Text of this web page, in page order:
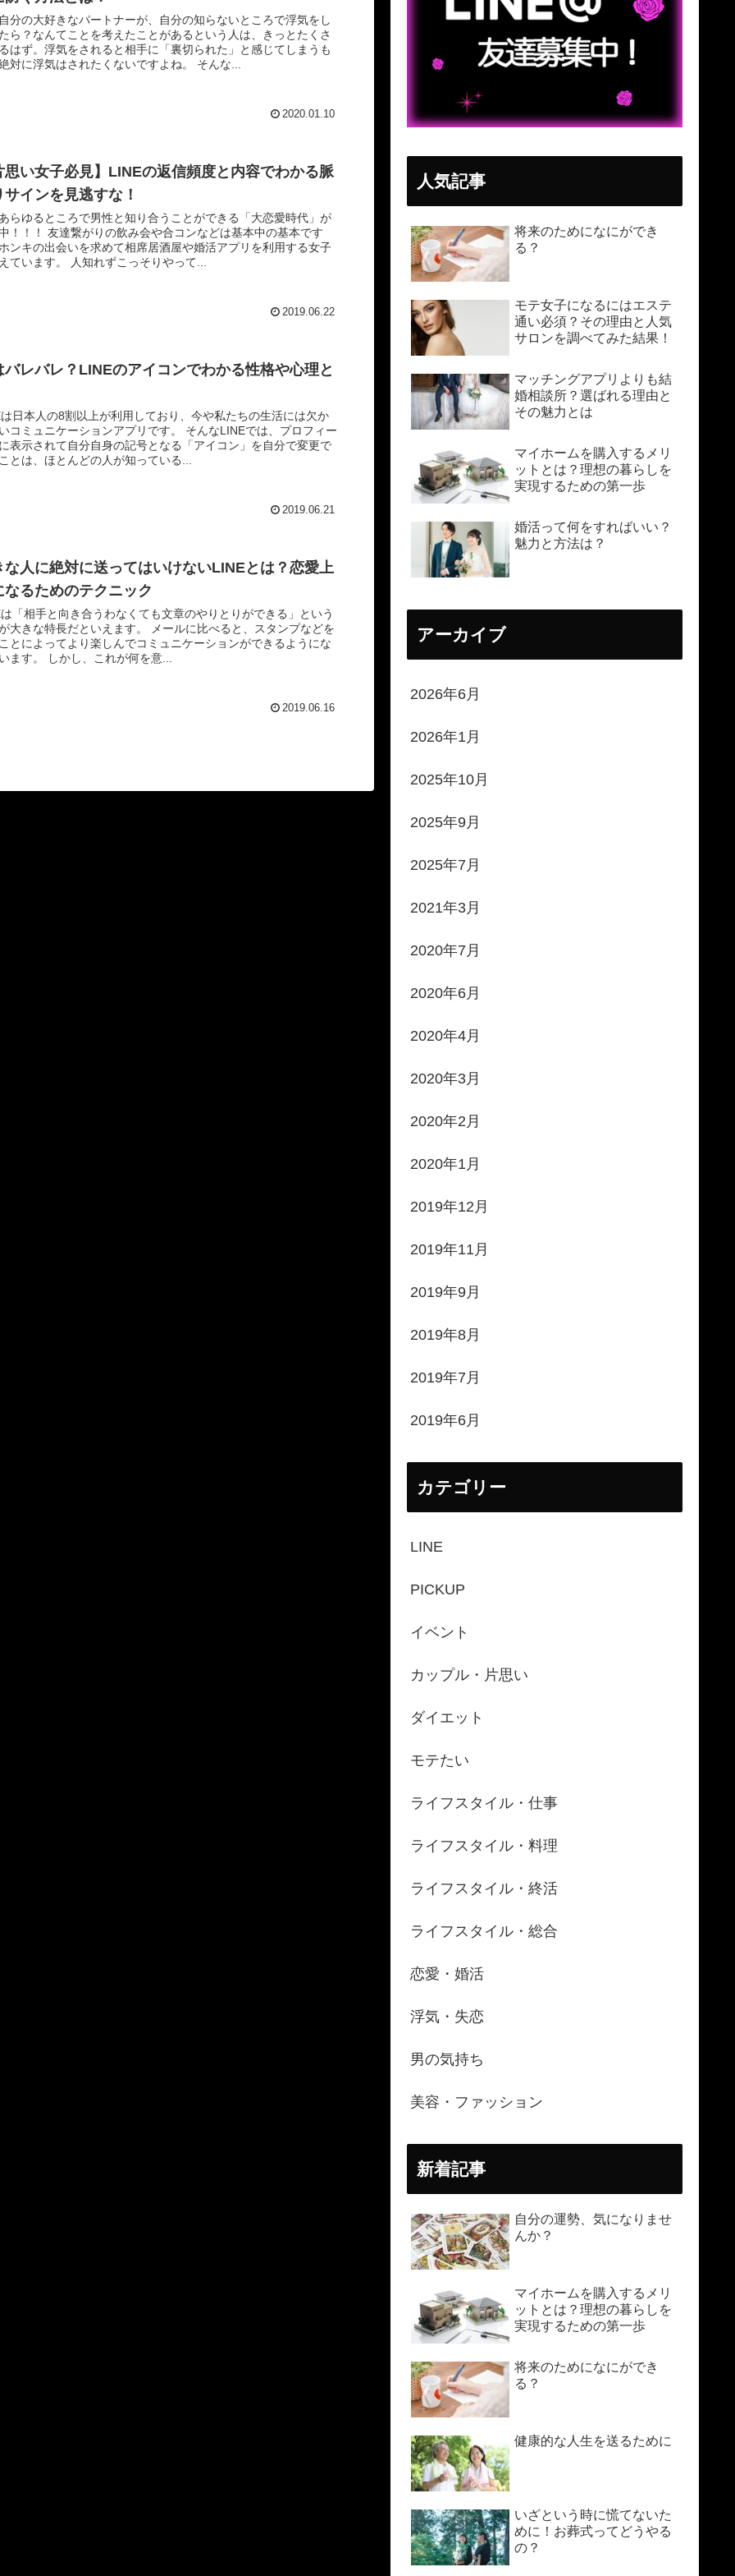
分の大好きなパートナーが、自分の知らないところで浮気をし
ら？なんてことを考えたことがあるという人は、きっとたくさ
はず。浮気をされると相手に「裏切られた」と感じてしまうも
の。絶対に浮気はされたくないですよね。 そんな...
2020.01.10
思い女子必見】LINEの返信頻度と内容でわかる脈
サインを見逃すな！
らゆるところで男性と知り合うことができる「大恋愛時代」が
の飲み会や合コンなどは基本中の基本です
ンキの出会いを求めて相席居酒屋や婚活アプリを利用する女子
も増えています。 人知れずこっそりやって...
2019.06.22
バレバレ？LINEのアイコンでわかる性格や心理と
日本人の8割以上が利用しており、今や私たちの生活には欠か
ュニケーションアプリです。 そんなLINEでは、プロフィー
表示されて自分自身の記号となる「アイコン」を自分で変更で
とは、ほとんどの人が知っている...
2019.06.21
な人に絶対に送ってはいけないLINEとは？恋愛上
なるためのテクニック
「相手と向き合うわなくても文章のやりとりができる」という
な特長だといえます。 メールに比べると、スタンプなどを
とによってより楽しんでコミュニケーションができるようにな
っています。 しかし、これが何を意...
2019.06.16
人気記事
将来のためになにができ
る？
モテ女子になるにはエステ
通い必須？その理由と人気
サロンを調べてみた結果！
マッチングアプリよりも結
婚相談所？選ばれる理由と
その魅力とは
マイホームを購入するメリ
ットとは？理想の暮らしを
実現するための第一歩
婚活って何をすればいい？
魅力と方法は？
アーカイブ
2026年6月
2026年1月
2025年10月
2025年9月
2025年7月
2021年3月
2020年7月
2020年6月
2020年4月
2020年3月
2020年2月
2020年1月
2019年12月
2019年11月
2019年9月
2019年8月
2019年7月
2019年6月
カテゴリー
LINE
PICKUP
イベント
カップル・片思い
ダイエット
モテたい
ライフスタイル・仕事
ライフスタイル・料理
ライフスタイル・終活
ライフスタイル・総合
恋愛・婚活
浮気・失恋
男の気持ち
美容・ファッション
新着記事
自分の運勢、気になりませ
んか？
マイホームを購入するメリ
ットとは？理想の暮らしを
実現するための第一歩
将来のためになにができ
る？
健康的な人生を送るために
いざという時に慌てないた
めに！お葬式ってどうやる
の？